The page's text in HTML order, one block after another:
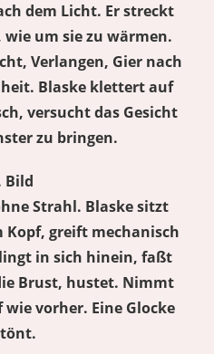
dem Licht. Er streckt
wie um sie zu wärmen.
Verlangen, Gier nach
Blaske klettert auf
versucht das Gesicht
zu bringen.
Bild
Strahl. Blaske sitzt
greift mechanisch
in sich hinein, faßt
Brust, hustet. Nimmt
vorher. Eine Glocke